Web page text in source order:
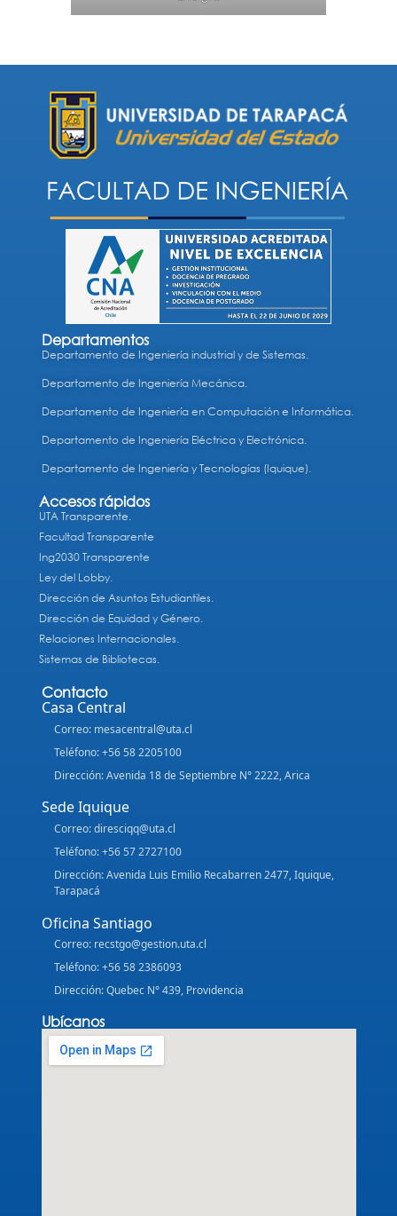
Departamentos
Departamento de Ingeniería industrial y de Sistemas.
Departamento de Ingeniería Mecánica.
Departamento de Ingeniería en Computación e Informática.
Departamento de Ingeniería Eléctrica y Electrónica.
Departamento de Ingeniería y Tecnologías (Iquique).
Accesos rápidos
UTA Transparente.
Facultad Transparente
Ing2030 Transparente
Ley del Lobby.
Dirección de Asuntos Estudiantiles.
Dirección de Equidad y Género.
Relaciones Internacionales.
Sistemas de Bibliotecas.
Contacto
Casa Central
Correo: mesacentral@uta.cl
Teléfono: +56 58 2205100
Dirección: Avenida 18 de Septiembre N° 2222, Arica
Sede Iquique
Correo: diresciqq@uta.cl
Teléfono: +56 57 2727100
Dirección: Avenida Luis Emilio Recabarren 2477, Iquique,
Tarapacá
Oficina Santiago
Correo: recstgo@gestion.uta.cl
Teléfono: +56 58 2386093
Dirección: Quebec N° 439, Providencia
Ubícanos